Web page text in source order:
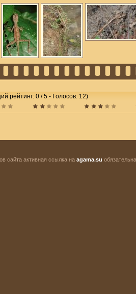
рейтинг: 0 / 5 - Голосов: 12)
сайта активная ссылка на agama.su